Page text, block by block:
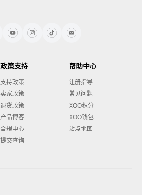
政策支持
支持政策
卖家政策
退货政策
产品博客
合規中心
提交查询
帮助中心
注册指导
常见问题
XOO积分
XOO钱包
站点地图